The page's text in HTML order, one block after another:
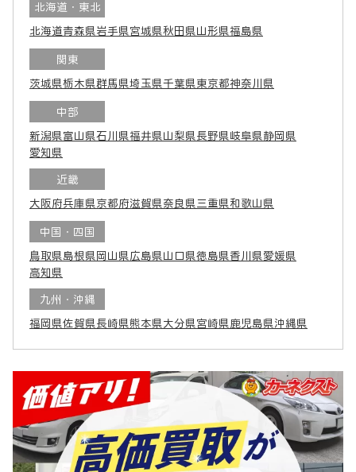
北海道・東北
北海道青森県岩手県宮城県秋田県山形県福島県
関東
茨城県栃木県群馬県埼玉県千葉県東京都神奈川県
中部
新潟県富山県石川県福井県山梨県長野県岐阜県静岡県
愛知県
近畿
大阪府兵庫県京都府滋賀県奈良県 三重県和歌山県
中国・四国
鳥取県島根県 岡山県広島県山口県徳島県香川県愛媛県
高知県
九州・沖縄
福岡県佐賀県長崎県熊本県大分県宮崎県鹿児島県沖縄県